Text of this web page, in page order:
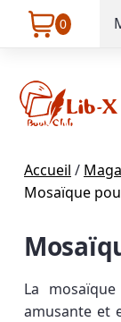
0
Accueil /
Mosaïque
La
amusante et